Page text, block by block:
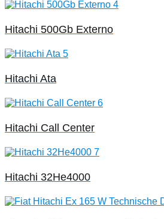
Hitachi 500Gb Externo
Hitachi Ata
Hitachi Call Center
Hitachi 32He4000